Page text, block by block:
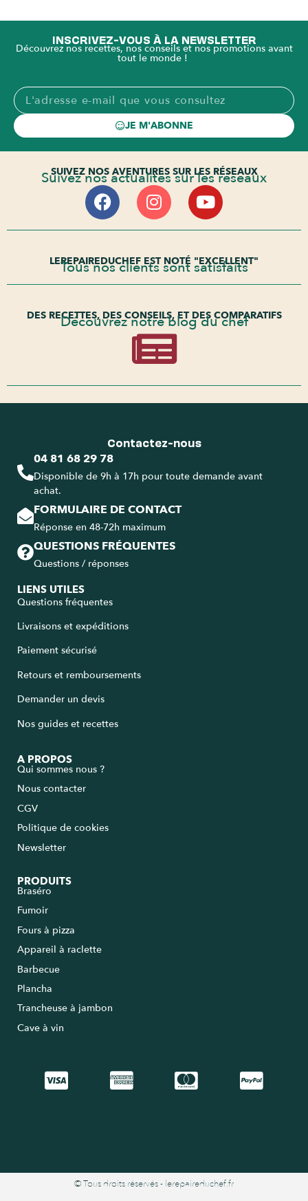
INSCRIVEZ-VOUS À LA NEWSLETTER
Découvrez nos recettes, nos conseils et nos promotions avant
tout le monde !
JE M'ABONNE
SUIVEZ NOS AVENTURES SUR LES RÉSEAUX
Suivez nos actualités sur les réseaux
LEREPAIREDUCHEF EST NOTÉ "EXCELLENT"
Tous nos clients sont satisfaits
DES RECETTES, DES CONSEILS, ET DES COMPARATIFS
Découvrez notre blog du chef
Contactez-nous
04 81 68 29 78
Disponible de 9h à 17h pour toute demande avant
achat.
FORMULAIRE DE CONTACT
Réponse en 48-72h maximum
QUESTIONS FRÉQUENTES
Questions / réponses
LIENS UTILES
Questions fréquentes
Livraisons et expéditions
Paiement sécurisé
Retours et remboursements
Demander un devis
Nos guides et recettes
A PROPOS
Qui sommes nous ?
Nous contacter
CGV
Politique de cookies
Newsletter
PRODUITS
Braséro
Fumoir
Fours à pizza
Appareil à raclette
Barbecue
Plancha
Trancheuse à jambon
Cave à vin
© Tous droits réservés - lerepaireduchef.fr